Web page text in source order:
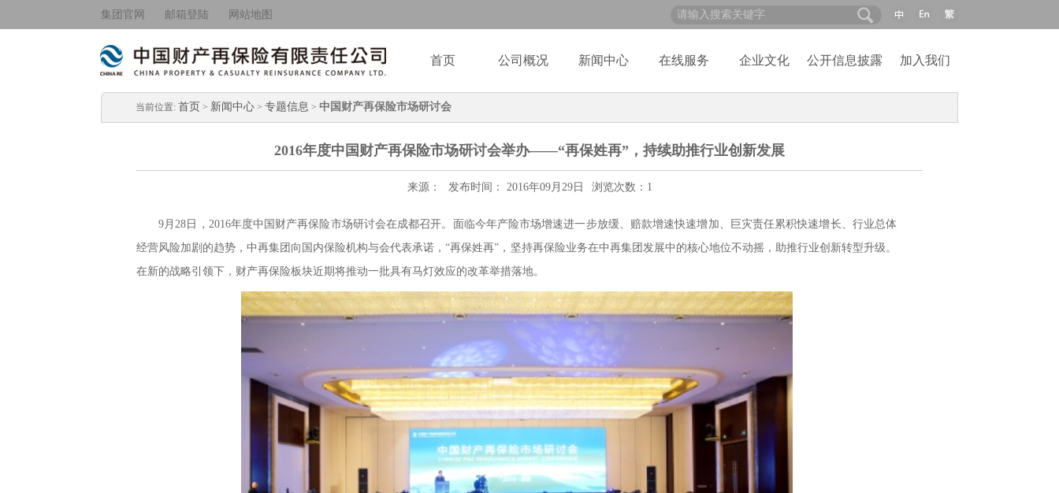
集团官网 邮箱登陆 网站地图
首页 公司概况 新闻中心 在线服务 企业文化 公开信息披露 加入我们
当前位置: 首页 > 新闻中心 > 专题信息 > 中国财产再保险市场研讨会
2016年度中国财产再保险市场研讨会举办——“再保姓再”，持续助推行业创新发展
来源： 发布时间： 2016年09月29日 浏览次数： 1
9月28日，2016年度中国财产再保险市场研讨会在成都召开。面临今年产险市场增速进一步放缓、赔款增速快速增加、巨灾责任累积快速增长、行业总体
经营风险加剧的趋势，中再集团向国内保险机构与会代表承诺，“再保姓再”，坚持再保险业务在中再集团发展中的核心地位不动摇，助推行业创新转型升级。
在新的战略引领下，财产再保险板块近期将推动一批具有马灯效应的改革举措落地。